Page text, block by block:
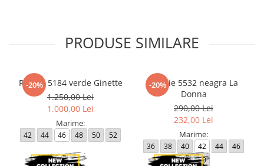
PRODUSE SIMILARE
-20%
Rochie 5184 verde Ginette
1.250,00 Lei
1.000,00 Lei
Marime:
42 44 46 48 50 52
-20%
Rochie 5532 neagra La
Donna
290,00 Lei
232,00 Lei
Marime:
36 38 40 42 44
46
48
50